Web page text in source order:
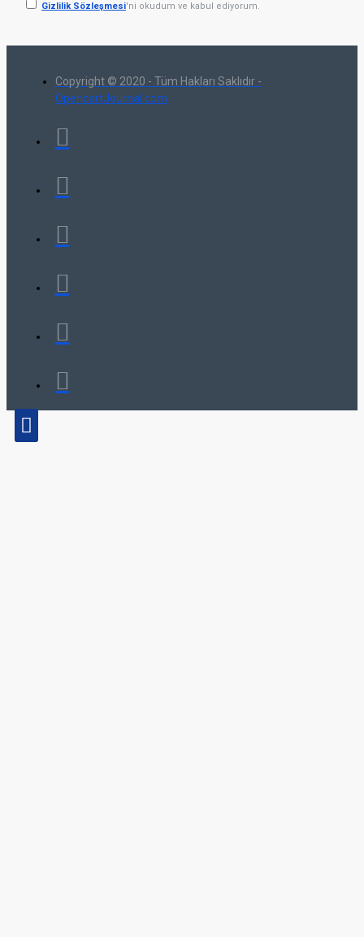
Gizlilik Sözleşmesi'ni okudum ve kabul ediyorum.
Copyright © 2020 - Tüm Hakları Saklıdır -
OpencartJournal.com